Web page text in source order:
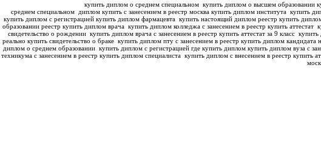
купить диплом о среднем специальном купить диплом о высшем образовании
среднем специальном диплом купить с занесением в реестр москва купить диплом института купить
купить диплом с регистрацией купить диплом фармацевта купить настоящий диплом реестр купить
образовании реестр купить диплом врача купить диплом колледжа с занесением в реестр купить аттестат
свидетельство о рождении купить диплом врача с занесением в реестр купить аттестат за 9 класс купить
реально купить свидетельство о браке купить диплом пту с занесением в реестр купить диплом кандидата
диплом о среднем образовании купить диплом с регистрацией где купить диплом купить диплом вуза с
техникума с занесением в реестр купить диплом специалиста купить диплом с внесением в реестр купить